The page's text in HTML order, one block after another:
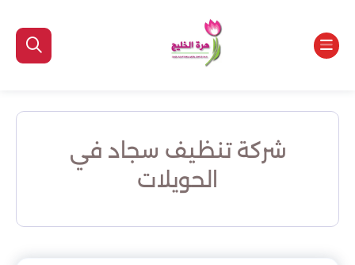
شركة تنظيف سجاد في
الحويلات